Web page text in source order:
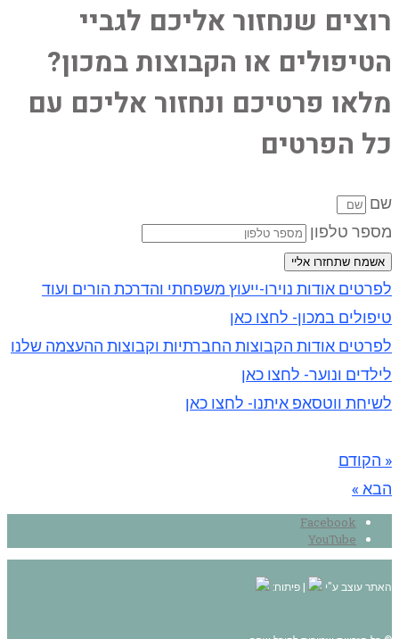
רוצים שנחזור אליכם לגביי
הטיפולים או הקבוצות במכון?
מלאו פרטיכם ונחזור אליכם עם
כל הפרטים
שם
מספר טלפון
אשמח שתחזרו אליי
לפרטים אודות נוירו-ייעוץ משפחתי והדרכת הורים ועוד
טיפולים במכון- לחצו כאן
לפרטים אודות הקבוצות החברתיות וקבוצות ההעצמה שלנו
לילדים ונוער- לחצו כאן
לשיחת ווטסאפ איתנו- לחצו כאן
« הקודם
הבא »
Facebook
YouTube
האתר עוצב ע"י | פיתוח: